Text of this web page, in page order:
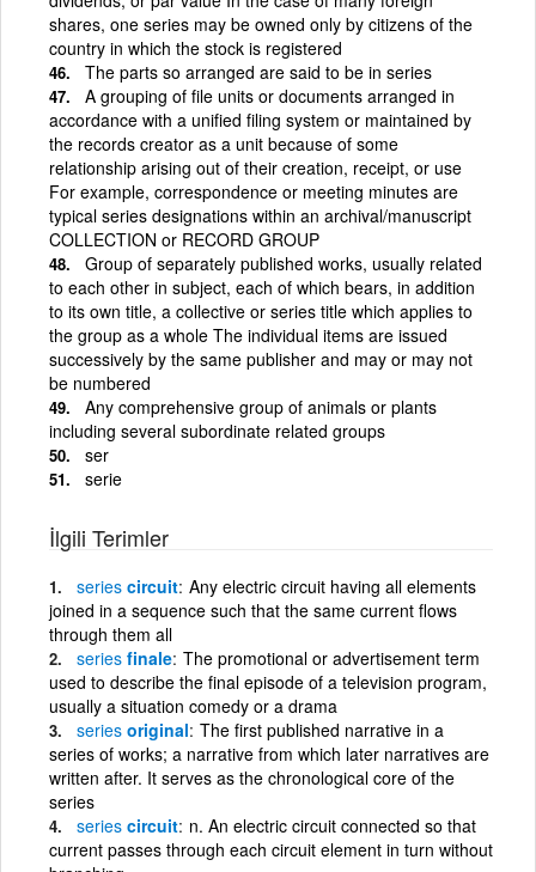
shares, one series may be owned only by citizens of the
country in which the stock is registered
The parts so arranged are said to be in series
A grouping of file units or documents arranged in
accordance with a unified filing system or maintained by
the records creator as a unit because of some
relationship arising out of their creation, receipt, or use
For example, correspondence or meeting minutes are
typical series designations within an archival/manuscript
COLLECTION or RECORD GROUP
Group of separately published works, usually related
to each other in subject, each of which bears, in addition
to its own title, a collective or series title which applies to
the group as a whole The individual items are issued
successively by the same publisher and may or may not
be numbered
Any comprehensive group of animals or plants
including several subordinate related groups
ser
serie
İlgili Terimler
series circuit Any electric circuit having all elements
joined in a sequence such that the same current flows
through them all
series finale The promotional or advertisement term
used to describe the final episode of a television program,
usually a situation comedy or a drama
series original The first published narrative in a
series of works; a narrative from which later narratives are
written after. It serves as the chronological core of the
series
series circuit n. An electric circuit connected so that
current passes through each circuit element in turn without